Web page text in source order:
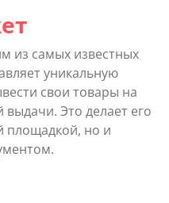
из самых известных
уникальную
свои товары на
Это делает его
площадкой, но и